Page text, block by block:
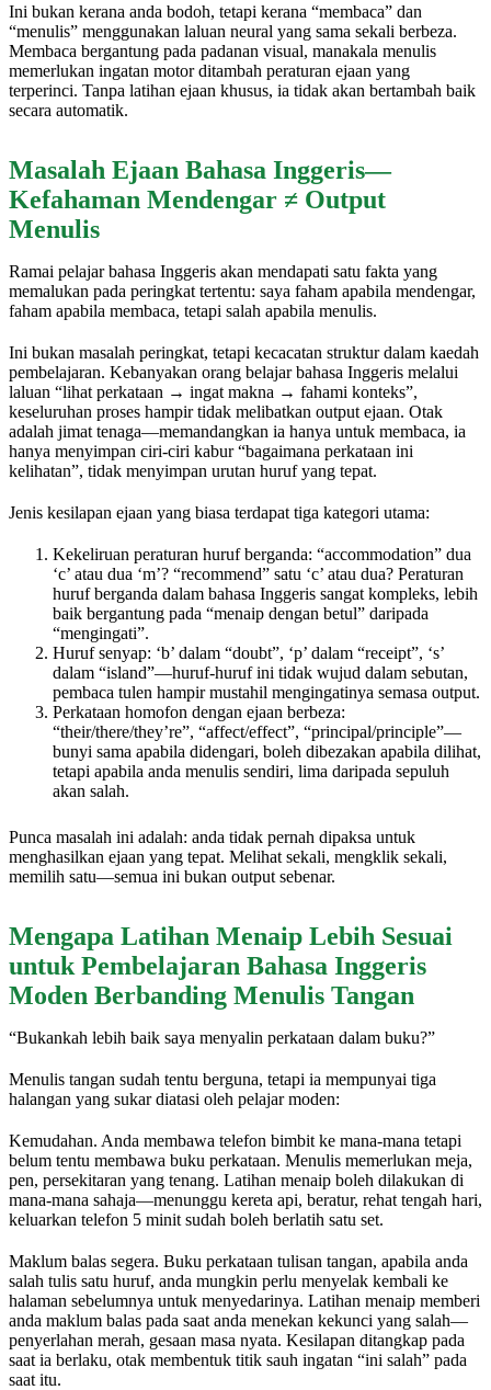
Ini bukan kerana anda bodoh, tetapi kerana “membaca” dan
“menulis” menggunakan laluan neural yang sama sekali berbeza.
Membaca bergantung pada padanan visual, manakala menulis
memerlukan ingatan motor ditambah peraturan ejaan yang
terperinci. Tanpa latihan ejaan khusus, ia tidak akan bertambah baik
secara automatik.
Masalah Ejaan Bahasa Inggeris—
Kefahaman Mendengar ≠ Output
Menulis
Ramai pelajar bahasa Inggeris akan mendapati satu fakta yang
memalukan pada peringkat tertentu: saya faham apabila mendengar,
faham apabila membaca, tetapi salah apabila menulis.
Ini bukan masalah peringkat, tetapi kecacatan struktur dalam kaedah
pembelajaran. Kebanyakan orang belajar bahasa Inggeris melalui
laluan “lihat perkataan → ingat makna → fahami konteks”,
keseluruhan proses hampir tidak melibatkan output ejaan. Otak
adalah jimat tenaga—memandangkan ia hanya untuk membaca, ia
hanya menyimpan ciri-ciri kabur “bagaimana perkataan ini
kelihatan”, tidak menyimpan urutan huruf yang tepat.
Jenis kesilapan ejaan yang biasa terdapat tiga kategori utama:
Kekeliruan peraturan huruf berganda: “accommodation” dua
‘c’ atau dua ‘m’? “recommend” satu ‘c’ atau dua? Peraturan
huruf berganda dalam bahasa Inggeris sangat kompleks, lebih
baik bergantung pada “menaip dengan betul” daripada
“mengingati”.
Huruf senyap: ‘b’ dalam “doubt”, ‘p’ dalam “receipt”, ‘s’
dalam “island”—huruf-huruf ini tidak wujud dalam sebutan,
pembaca tulen hampir mustahil mengingatinya semasa output.
Perkataan homofon dengan ejaan berbeza:
“their/there/they’re”, “affect/effect”, “principal/principle”—
bunyi sama apabila didengari, boleh dibezakan apabila dilihat,
tetapi apabila anda menulis sendiri, lima daripada sepuluh
akan salah.
Punca masalah ini adalah: anda tidak pernah dipaksa untuk
menghasilkan ejaan yang tepat. Melihat sekali, mengklik sekali,
memilih satu—semua ini bukan output sebenar.
Mengapa Latihan Menaip Lebih Sesuai
untuk Pembelajaran Bahasa Inggeris
Moden Berbanding Menulis Tangan
“Bukankah lebih baik saya menyalin perkataan dalam buku?”
Menulis tangan sudah tentu berguna, tetapi ia mempunyai tiga
halangan yang sukar diatasi oleh pelajar moden:
Kemudahan. Anda membawa telefon bimbit ke mana-mana tetapi
belum tentu membawa buku perkataan. Menulis memerlukan meja,
pen, persekitaran yang tenang. Latihan menaip boleh dilakukan di
mana-mana sahaja—menunggu kereta api, beratur, rehat tengah hari,
keluarkan telefon 5 minit sudah boleh berlatih satu set.
Maklum balas segera. Buku perkataan tulisan tangan, apabila anda
salah tulis satu huruf, anda mungkin perlu menyelak kembali ke
halaman sebelumnya untuk menyedarinya. Latihan menaip memberi
anda maklum balas pada saat anda menekan kekunci yang salah—
penyerlahan merah, gesaan masa nyata. Kesilapan ditangkap pada
saat ia berlaku, otak membentuk titik sauh ingatan “ini salah” pada
saat itu.